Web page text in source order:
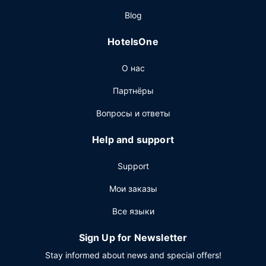
бизнес-центр, ускоренная регистрация при заезде и
Предоставляется бесплатная самостоятельная
Blog
HotelsOne
О нас
Партнёры
Вопросы и ответы
Help and support
Support
Мои заказы
Все языки
Sign Up for Newsletter
Stay informed about news and special offers!